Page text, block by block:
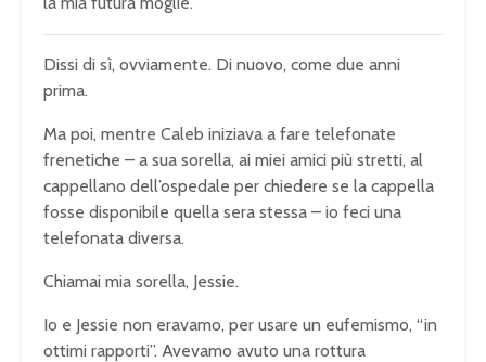
Dissi di sì, ovviamente. Di nuovo, come due anni
prima.
Ma poi, mentre Caleb iniziava a fare telefonate
frenetiche – a sua sorella, ai miei amici più stretti, al
cappellano dell’ospedale per chiedere se la cappella
fosse disponibile quella sera stessa – io feci una
telefonata diversa.
Chiamai mia sorella, Jessie.
Io e Jessie non eravamo, per usare un eufemismo, “in
ottimi rapporti”. Avevamo avuto una rottura